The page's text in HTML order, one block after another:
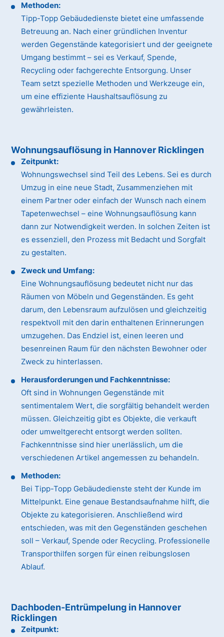
Methoden:
Tipp-Topp Gebäudedienste bietet eine umfassende
Betreuung an. Nach einer gründlichen Inventur
werden Gegenstände kategorisiert und der geeignete
Umgang bestimmt – sei es Verkauf, Spende,
Recycling oder fachgerechte Entsorgung. Unser
Team setzt spezielle Methoden und Werkzeuge ein,
um eine effiziente Haushaltsauflösung zu
gewährleisten.
Wohnungsauflösung in Hannover Ricklingen
Zeitpunkt:
Wohnungswechsel sind Teil des Lebens. Sei es durch
Umzug in eine neue Stadt, Zusammenziehen mit
einem Partner oder einfach der Wunsch nach einem
Tapetenwechsel – eine Wohnungsauflösung kann
dann zur Notwendigkeit werden. In solchen Zeiten ist
es essenziell, den Prozess mit Bedacht und Sorgfalt
zu gestalten.
Zweck und Umfang:
Eine Wohnungsauflösung bedeutet nicht nur das
Räumen von Möbeln und Gegenständen. Es geht
darum, den Lebensraum aufzulösen und gleichzeitig
respektvoll mit den darin enthaltenen Erinnerungen
umzugehen. Das Endziel ist, einen leeren und
besenreinen Raum für den nächsten Bewohner oder
Zweck zu hinterlassen.
Herausforderungen und Fachkenntnisse:
Oft sind in Wohnungen Gegenstände mit
sentimentalem Wert, die sorgfältig behandelt werden
müssen. Gleichzeitig gibt es Objekte, die verkauft
oder umweltgerecht entsorgt werden sollten.
Fachkenntnisse sind hier unerlässlich, um die
verschiedenen Artikel angemessen zu behandeln.
Methoden:
Bei Tipp-Topp Gebäudedienste steht der Kunde im
Mittelpunkt. Eine genaue Bestandsaufnahme hilft, die
Objekte zu kategorisieren. Anschließend wird
entschieden, was mit den Gegenständen geschehen
soll – Verkauf, Spende oder Recycling. Professionelle
Transporthilfen sorgen für einen reibungslosen
Ablauf.
Dachboden-Entrümpelung in Hannover
Ricklingen
Zeitpunkt: